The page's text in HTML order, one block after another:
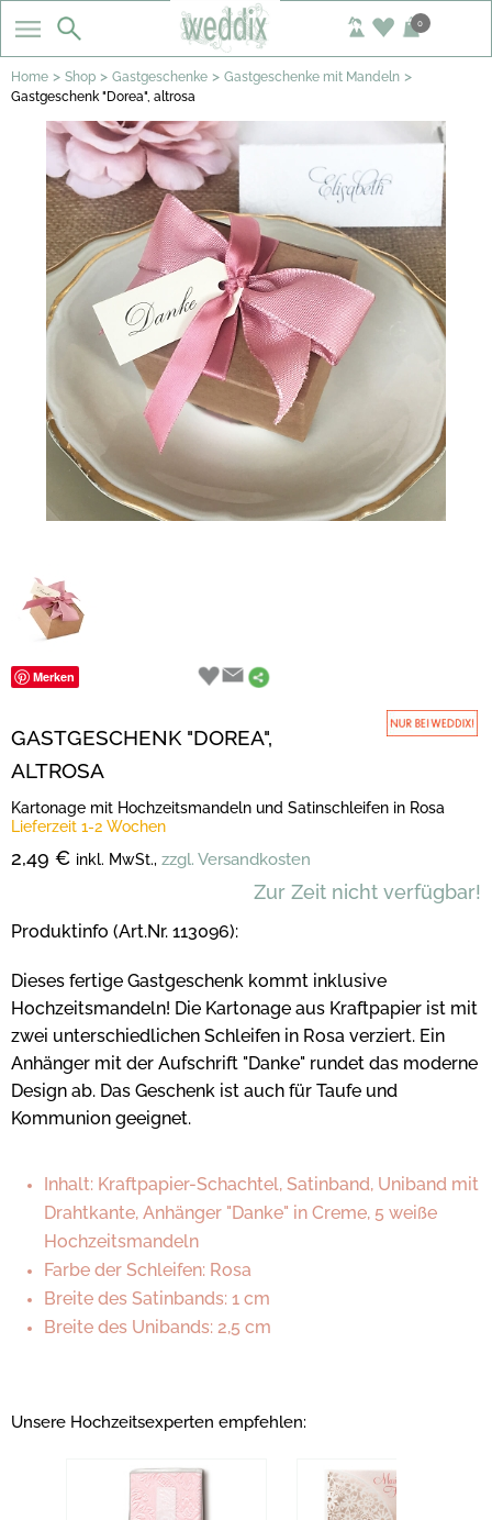
0
Home > Shop > Gastgeschenke > Gastgeschenke mit Mandeln >
Gastgeschenk "Dorea", altrosa
Merken
GASTGESCHENK "DOREA",
ALTROSA
Kartonage mit Hochzeitsmandeln und Satinschleifen in Rosa
Lieferzeit 1-2 Wochen
2,49 € inkl. MwSt., zzgl. Versandkosten
Zur Zeit nicht verfügbar!
Produktinfo (Art.Nr. 113096):
Dieses fertige Gastgeschenk kommt inklusive
Hochzeitsmandeln! Die Kartonage aus Kraftpapier ist mit
zwei unterschiedlichen Schleifen in Rosa verziert. Ein
Anhänger mit der Aufschrift "Danke" rundet das moderne
Design ab. Das Geschenk ist auch für Taufe und
Kommunion geeignet.
Inhalt: Kraftpapier-Schachtel, Satinband, Uniband mit
Drahtkante, Anhänger "Danke" in Creme, 5 weiße
Hochzeitsmandeln
Farbe der Schleifen: Rosa
Breite des Satinbands: 1 cm
Breite des Unibands: 2,5 cm
Unsere Hochzeitsexperten empfehlen: